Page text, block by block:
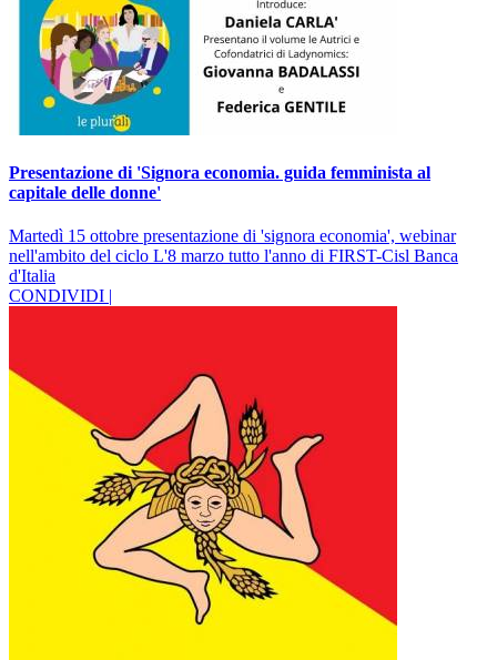
Presentazione di 'Signora economia. guida femminista al
capitale delle donne'
Martedì 15 ottobre presentazione di 'signora economia', webinar
nell'ambito del ciclo L'8 marzo tutto l'anno di FIRST-Cisl Banca
d'Italia
CONDIVIDI |